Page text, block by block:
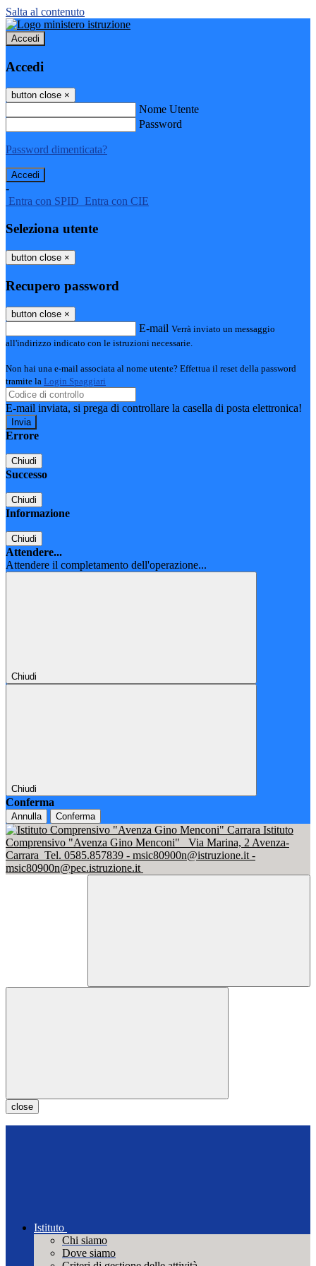
Salta al contenuto
Accedi
Accedi
button close ×
Nome Utente
Password
Password dimenticata?
-
Entra con SPID Entra con CIE
Seleziona utente
button close ×
Recupero password
button close ×
E-mail Verrà inviato un messaggio
all'indirizzo indicato con le istruzioni necessarie.
Non hai una e-mail associata al nome utente? Effettua il reset della password
tramite la Login Spaggiari
E-mail inviata, si prega di controllare la casella di posta elettronica!
Errore
Chiudi
Successo
Chiudi
Informazione
Chiudi
Attendere...
Attendere il completamento dell'operazione...
Chiudi
Chiudi
Conferma
Annulla Conferma
Istituto
Comprensivo "Avenza Gino Menconi"
Via Marina, 2 Avenza-
Carrara Tel. 0585.857839 - msic80900n@istruzione.it -
msic80900n@pec.istruzione.it
close
Istituto
Chi siamo
Dove siamo